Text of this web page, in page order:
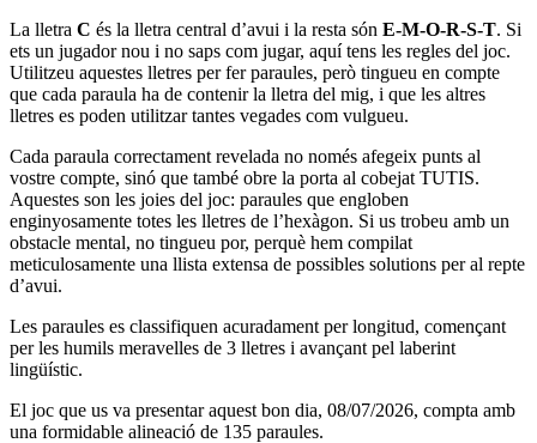
La lletra C és la lletra central d’avui i la resta són E-M-O-R-S-T. Si
ets un jugador nou i no saps com jugar, aquí tens les regles del joc.
Utilitzeu aquestes lletres per fer paraules, però tingueu en compte
que cada paraula ha de contenir la lletra del mig, i que les altres
lletres es poden utilitzar tantes vegades com vulgueu.
Cada paraula correctament revelada no només afegeix punts al
vostre compte, sinó que també obre la porta al cobejat TUTIS.
Aquestes son les joies del joc: paraules que engloben
enginyosamente totes les lletres de l’hexàgon. Si us trobeu amb un
obstacle mental, no tingueu por, perquè hem compilat
meticulosamente una llista extensa de possibles solutions per al repte
d’avui.
Les paraules es classifiquen acuradament per longitud, començant
per les humils meravelles de 3 lletres i avançant pel laberint
lingüístic.
El joc que us va presentar aquest bon dia, 08/07/2026, compta amb
una formidable alineació de 135 paraules.